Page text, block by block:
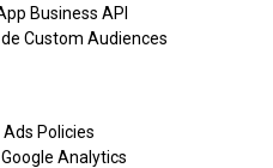
Business API
Custom Audiences
Policies
Analytics